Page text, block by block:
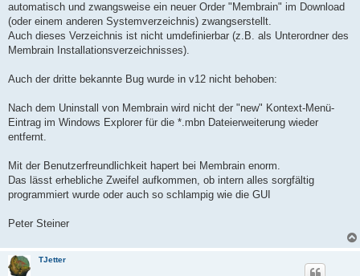
automatisch und zwangsweise ein neuer Order "Membrain" im Download
(oder einem anderen Systemverzeichnis) zwangserstellt.
Auch dieses Verzeichnis ist nicht umdefinierbar (z.B. als Unterordner des
Membrain Installationsverzeichnisses).
Auch der dritte bekannte Bug wurde in v12 nicht behoben:
Nach dem Uninstall von Membrain wird nicht der "new" Kontext-Menü-
Eintrag im Windows Explorer für die *.mbn Dateierweiterung wieder
entfernt.
Mit der Benutzerfreundlichkeit hapert bei Membrain enorm.
Das lässt erhebliche Zweifel aufkommen, ob intern alles sorgfältig
programmiert wurde oder auch so schlampig wie die GUI
Peter Steiner
TJetter